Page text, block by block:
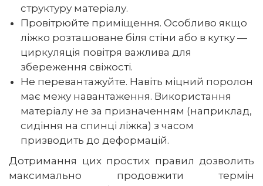
структуру матеріалу.
Провітрюйте приміщення. Особливо якщо
ліжко розташоване біля стіни або в кутку —
циркуляція повітря важлива для
збереження свіжості.
Не перевантажуйте. Навіть міцний поролон
має межу навантаження. Використання
матеріалу не за призначенням (наприклад,
сидіння на спинці ліжка) з часом
призводить до деформацій.
Дотримання цих простих правил дозволить
максимально продовжити термін